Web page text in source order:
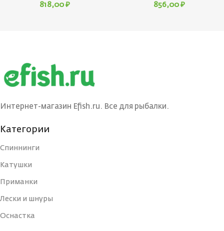
818,00 ₽ 856,00 ₽
Интернет-магазин Efish.ru. Все для рыбалки.
Категории
Спиннинги
Катушки
Приманки
Лески и шнуры
Оснастка